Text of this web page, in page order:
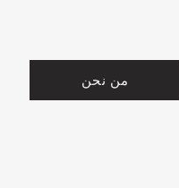
من نحن